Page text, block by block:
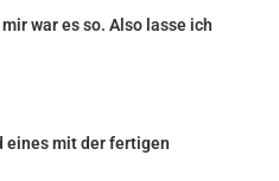
war es so. Also lasse ich
eines mit der fertigen